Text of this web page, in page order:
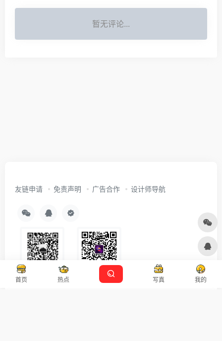
暂无评论...
首页 热点 写真 我的
友链申请 免责声明 广告合作 设计师导航
扫码关注